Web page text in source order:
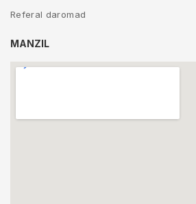
Referal daromad
MANZIL